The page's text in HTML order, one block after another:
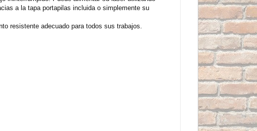
a la tapa portapilas incluida o simplemente su
resistente adecuado para todos sus trabajos.